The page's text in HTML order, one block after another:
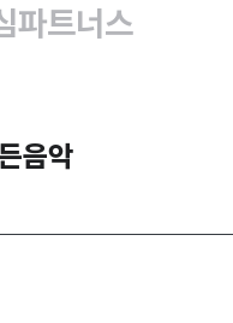
파트너스
음악